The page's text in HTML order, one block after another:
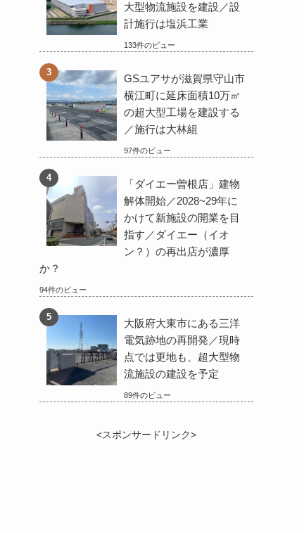
大型物流施設を建設／設
計施行は塩浜工業
133件のビュー
GSユアサが滋賀県守山市
横江町に延床面積10万㎡
の超大型工場を建設する
／施行は大林組
97件のビュー
「ダイエー曽根店」建物
解体開始／2028~29年に
かけて新施設の開業を目
指す／ダイエー（イオ
ン？）の再出店が濃厚
か？
94件のビュー
大阪府大東市にある三洋
電気跡地の再開発／現時
点では更地も、超大型物
流施設の建設を予定
89件のビュー
<スポンサードリンク>